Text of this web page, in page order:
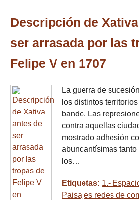
Descripción de
ser arrasada por las
Felipe V en 1707
La guerra de
los distintos
bando. Las
contra aquellas
mostrado adhesión
abundantísimas tanto
los…
Etiquetas: 1.-
Paisajes redes de